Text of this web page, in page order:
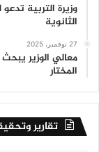
وزيرة التربية
الثانوية
27 نوفمبر، 2025
معالي الوزير
المختار
تقارير